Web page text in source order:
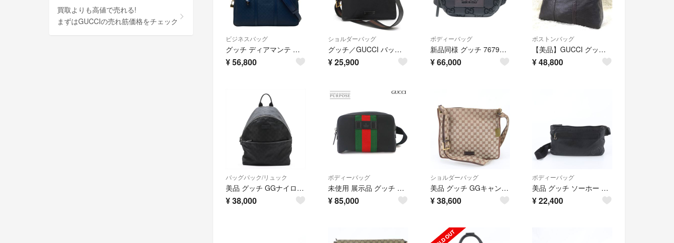
ビジネスバッグ
グッチ ディアマンテ ビジネスバッグ ショルダーバッグ 2WAY 208463 レザー レディース GUCCI 【1-0284823】
¥56,800
ショルダーバッグ
グッチ／GUCCI バッグ ショルダーバッグ 鞄 メンズ 男性 男性用 コットン 綿 キャンバス レザー 革 ブラック 黒 90657 1669 クロスボディバッグ ユニセックス 男女兼用
¥25,900
ボディーバッグ
新品同様 グッチ 767984 GG柄 ナイロンキャンバス グレー ボディバッグ ウエストバッグ 1083【中古】GUCCI
¥66,000
ボストンバッグ
【美品】GUCCI グッチ ボストンバック ブリーフケース 旅行かばん GG シマ レザー 大容量 ダークブラウン ビジネス A4
¥48,800
バッグパック/リュック
美品 グッチ GGナイロン 190278 レザー リュックサック リュック バックパック バッグ ブラック 黒 A4 メンズ MMM EL100-6
¥38,000
ボディーバッグ
未使用 展示品 グッチ GUCCI シェリーライン ボディ バッグ キャンバス レザー ブラック 630919 シルバー 金具 90332399
¥85,000
ショルダーバッグ
美品 グッチ GGキャンバス 90656 レザー ショルダーバッグ 斜め掛け メッセンジャー ビジネス 通勤 A4 メンズ WNM EL57-1
¥38,600
ボディーバッグ
美品 グッチ ソーホー インターロッキングG 322827 レザー ボディバッグ 斜め掛け ウエストポーチ ショルダー メンズ WIM EL49-9
¥22,400
買取よりも高値で売れる!
まずはGUCCIの売れ筋価格をチェック